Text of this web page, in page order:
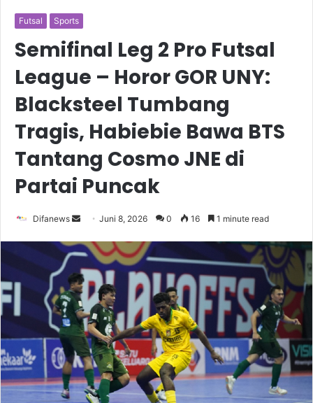
Futsal Sports
Semifinal Leg 2 Pro Futsal
League – Horor GOR UNY:
Blacksteel Tumbang
Tragis, Habiebie Bawa BTS
Tantang Cosmo JNE di
Partai Puncak
Difanews
Send
email
Juni 8, 2026 0 16 1 minute read